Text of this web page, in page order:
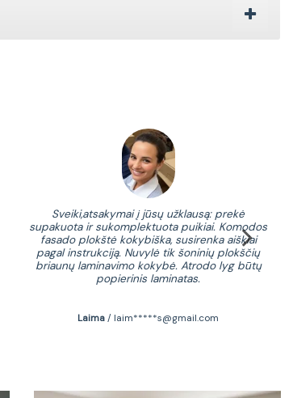
Sveiki,atsakymai į jūsų užklausą: prekė
supakuota ir sukomplektuota puikiai. Komodos
fasado plokštė kokybiška, susirenka aiškiai
pagal instrukciją. Nuvylė tik šoninių plokščių
briaunų laminavimo kokybė. Atrodo lyg būtų
popierinis laminatas.
Laima / laim*****s@gmail.com